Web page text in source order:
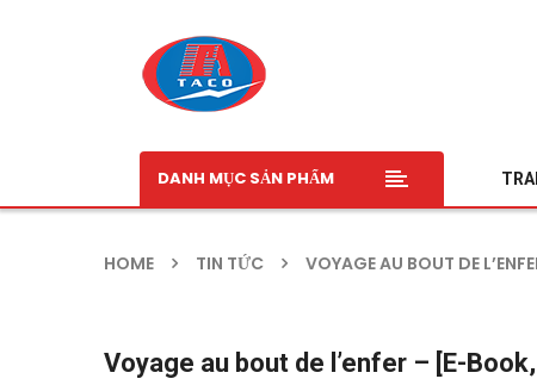
DANH MỤC SẢN PHẨM
HOME TIN TỨC VOYAGE AU BOUT DE
Voyage au bout de l’enfer – [E-Book,